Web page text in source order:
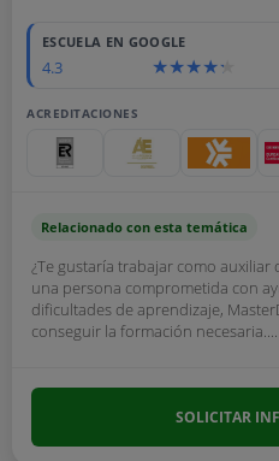
ESCUELA EN GOOGLE
4.3
ACREDITACIONES
Relacionado con esta temática
¿Te gustaría trabajar como auxiliar
una persona comprometida con
dificultades de aprendizaje,
conseguir la formación necesaria....
SOLICITAR